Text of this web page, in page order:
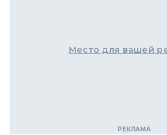
Место для вашей